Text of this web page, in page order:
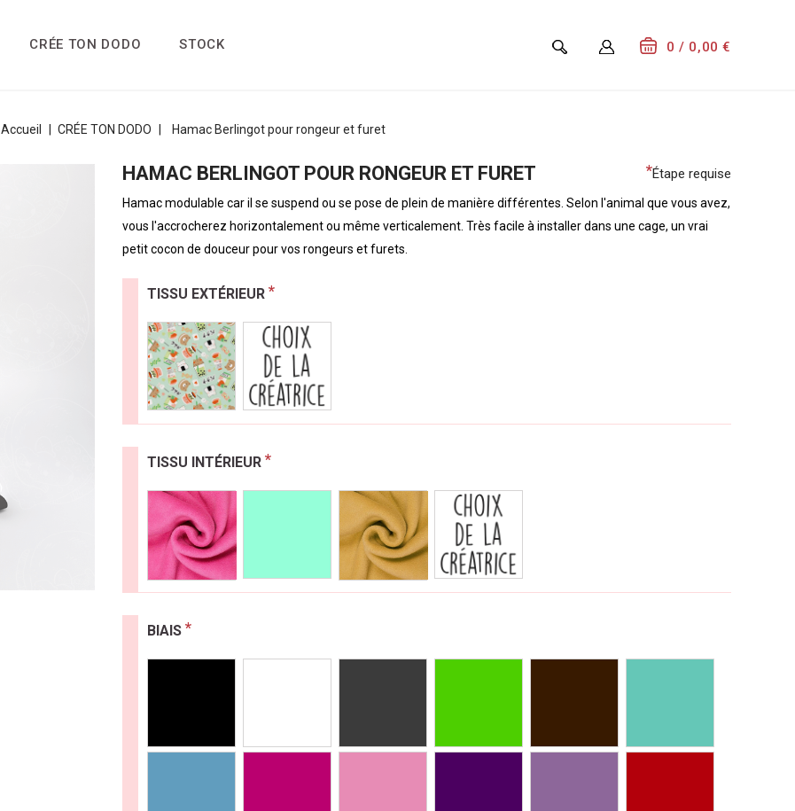
0 / 0,00 €
CRÉE TON DODO STOCK
Accueil CRÉE TON DODO Hamac Berlingot pour rongeur et furet
HAMAC BERLINGOT POUR RONGEUR ET FURET *Étape requise
Hamac modulable car il se suspend ou se pose de plein de manière différentes. Selon l'animal que vous avez,
vous l'accrocherez horizontalement ou même verticalement. Très facile à installer dans une cage, un vrai
petit cocon de douceur pour vos rongeurs et furets.
TISSU EXTÉRIEUR *
TISSU INTÉRIEUR *
BIAIS *